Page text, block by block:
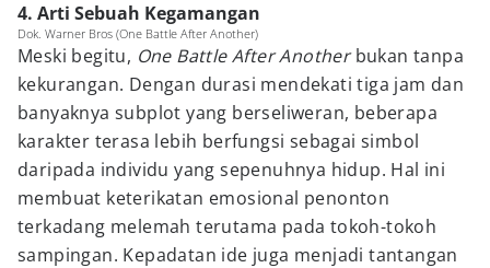
4. Arti Sebuah Kegamangan
Dok. Warner Bros (One Battle After Another)
Meski begitu, One Battle After Anotherbukan tanpa
kekurangan. Dengan durasi mendekati tiga jam dan
banyaknya subplot yang berseliweran, beberapa
karakter terasa lebih berfungsi sebagai simbol
daripada individu yang sepenuhnya hidup. Hal ini
membuat keterikatan emosional penonton
terkadang melemah terutama pada tokoh-tokoh
sampingan. Kepadatan ide juga menjadi tantangan